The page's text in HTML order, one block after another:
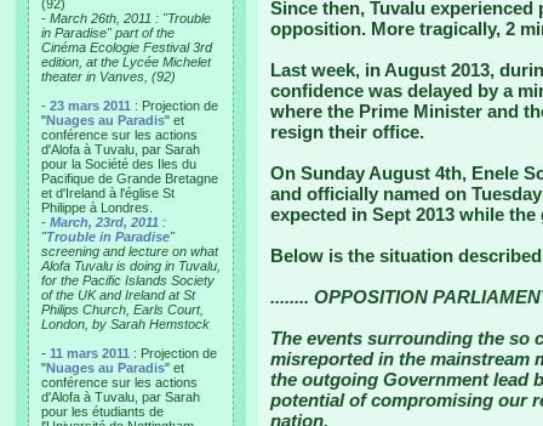
(92)
- March 26th, 2011 : "Trouble
in Paradise" part of the
Cinéma Ecologie Festival 3rd
edition, at the Lycée Michelet
theater in Vanves, (92)
- 23 mars 2011 : Projection de
"Nuages au Paradis" et
conférence sur les actions
d'Alofa à Tuvalu, par Sarah
pour la Société des Iles du
Pacifique de Grande Bretagne
et d'Ireland à l'église St
Philippe à Londres.
- March, 23rd, 2011 :
"Trouble in Paradise"
screening and lecture on what
Alofa Tuvalu is doing in Tuvalu,
for the Pacific Islands Society
of the UK and Ireland at St
Philips Church, Earls Court,
London, by Sarah Hemstock
- 11 mars 2011 : Projection de
"Nuages au Paradis" et
conférence sur les actions
d'Alofa à Tuvalu, par Sarah
pour les étudiants de
Since then, Tuvalu
opposition. More tragically, 2
Last week, in August 2013,
confidence was delayed by a
where the Prime Minister and
resign their office.
On Sunday August 4th, Enele
and officially named on
expected in Sept 2013 while
Below is the situation
........ OPPOSITION
The events surrounding the so
misreported in the mainstream
the outgoing Government lead
potential of compromising our
nation.